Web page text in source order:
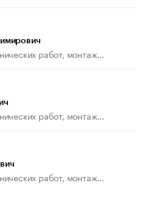
работ, монтаж...
работ, монтаж...
работ, монтаж...